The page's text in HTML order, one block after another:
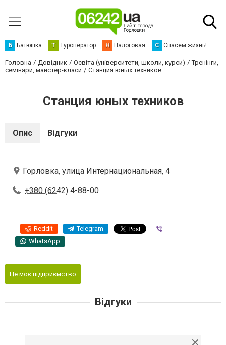
Б Батюшка Т Туроператор Н Налоговая С Спасем жизнь!
Головна Довідник Освіта (університети, школи, курси)
Тренінги,
семінари, майстер-класи
Станция юных техников
Станция юных техников
Опис Відгуки
Горловка, улица Интернациональная, 4
+380 (6242) 4-88-00
Reddit Telegram
WhatsApp
Це моє підприємство
Відгуки